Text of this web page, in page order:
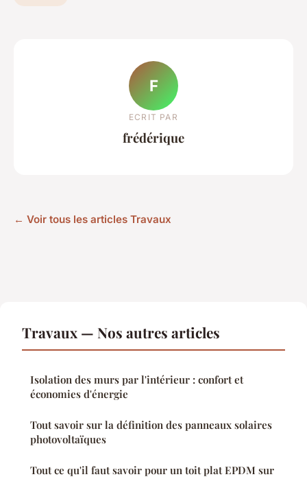
F
ECRIT PAR
frédérique
← Voir tous les articles Travaux
Travaux — Nos autres articles
Isolation des murs par l'intérieur : confort et
économies d'énergie
Tout savoir sur la définition des panneaux solaires
photovoltaïques
Tout ce qu'il faut savoir pour un toit plat EPDM sur